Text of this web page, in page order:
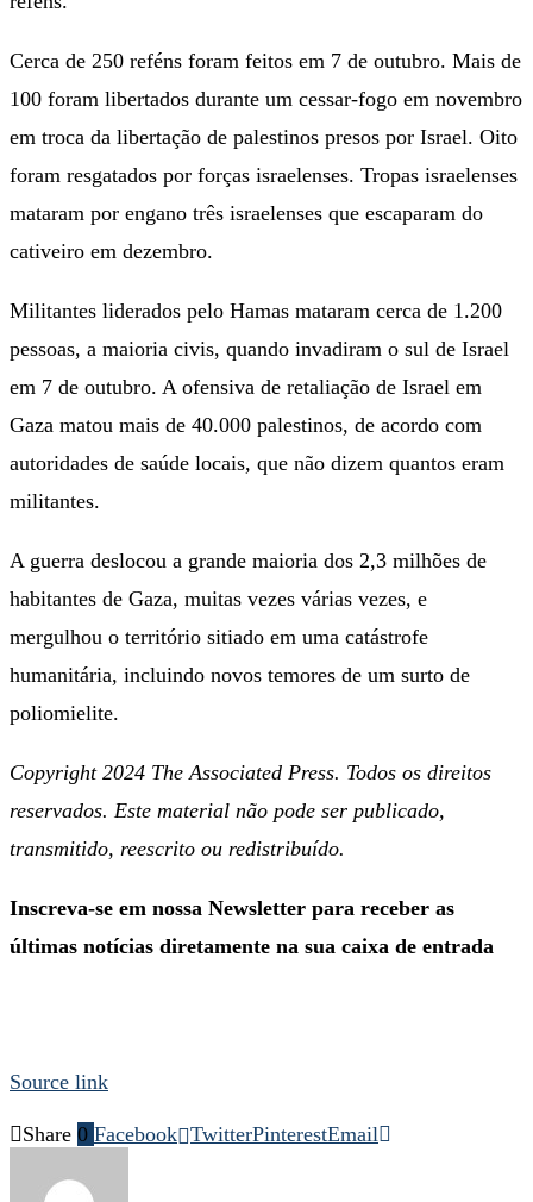
Cerca de 250 reféns foram feitos em 7 de outubro. Mais de
100 foram libertados durante um cessar-fogo em novembro
em troca da libertação de palestinos presos por Israel. Oito
foram resgatados por forças israelenses. Tropas israelenses
mataram por engano três israelenses que escaparam do
cativeiro em dezembro.
Militantes liderados pelo Hamas mataram cerca de 1.200
pessoas, a maioria civis, quando invadiram o sul de Israel
em 7 de outubro. A ofensiva de retaliação de Israel em
Gaza matou mais de 40.000 palestinos, de acordo com
autoridades de saúde locais, que não dizem quantos eram
militantes.
A guerra deslocou a grande maioria dos 2,3 milhões de
habitantes de Gaza, muitas vezes várias vezes, e
mergulhou o território sitiado em uma catástrofe
humanitária, incluindo novos temores de um surto de
poliomielite.
Copyright 2024 The Associated Press. Todos os direitos
reservados. Este material não pode ser publicado,
transmitido, reescrito ou redistribuído.
Inscreva-se em nossa Newsletter para receber as
últimas notícias diretamente na sua caixa de entrada
Source link
Share 0 Facebook TwitterPinterestEmail